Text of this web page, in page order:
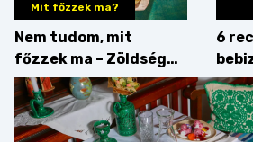
Mit főzzek ma?
Nem tudom, mit
főzzek ma – Zöldség
minden mennyiségben
6